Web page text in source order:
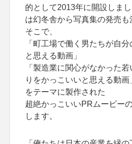
的として2013年に開設しま
は幻冬舎から写真集の発売も
そこで、
「町工場で働く男たちが自
と思える動画」
「製造業に関心がなかった若
りをかっこいいと思える動画
をテーマに製作された
超絶かっこいいPRムービー
します。